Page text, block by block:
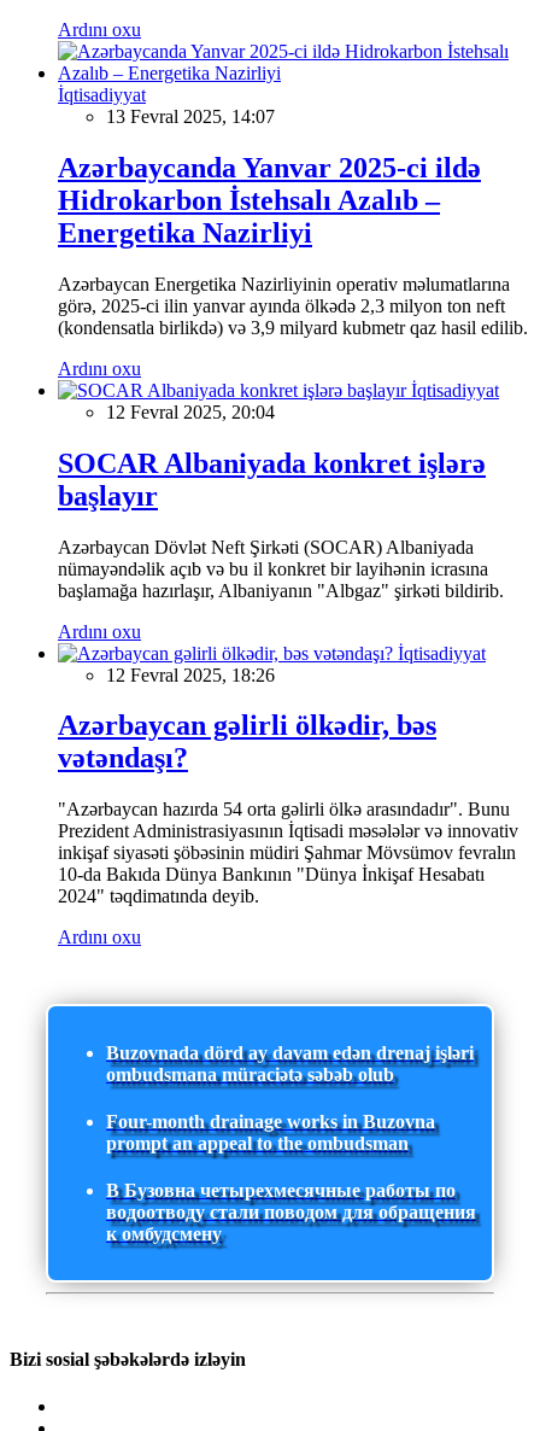
Ardını oxu
İqtisadiyyat
13 Fevral 2025, 14:07
Azərbaycanda Yanvar 2025-ci ildə
Hidrokarbon İstehsalı Azalıb –
Energetika Nazirliyi
Azərbaycan Energetika Nazirliyinin operativ məlumatlarına
görə, 2025-ci ilin yanvar ayında ölkədə 2,3 milyon ton neft
(kondensatla birlikdə) və 3,9 milyard kubmetr qaz hasil edilib.
Ardını oxu
İqtisadiyyat
12 Fevral 2025, 20:04
SOCAR Albaniyada konkret işlərə
başlayır
Azərbaycan Dövlət Neft Şirkəti (SOCAR) Albaniyada
nümayəndəlik açıb və bu il konkret bir layihənin icrasına
başlamağa hazırlaşır, Albaniyanın "Albgaz" şirkəti bildirib.
Ardını oxu
İqtisadiyyat
12 Fevral 2025, 18:26
Azərbaycan gəlirli ölkədir, bəs
vətəndaşı?
"Azərbaycan hazırda 54 orta gəlirli ölkə arasındadır". Bunu
Prezident Administrasiyasının İqtisadi məsələlər və innovativ
inkişaf siyasəti şöbəsinin müdiri Şahmar Mövsümov fevralın
10-da Bakıda Dünya Bankının "Dünya İnkişaf Hesabatı
2024" təqdimatında deyib.
Ardını oxu
Buzovnada dörd ay davam edən drenaj işləri
ombudsmana müraciətə səbəb olub
Four-month drainage works in Buzovna
prompt an appeal to the ombudsman
В Бузовна четырехмесячные работы по
водоотводу стали поводом для обращения
к омбудсмену
Bizi sosial şəbəkələrdə izləyin